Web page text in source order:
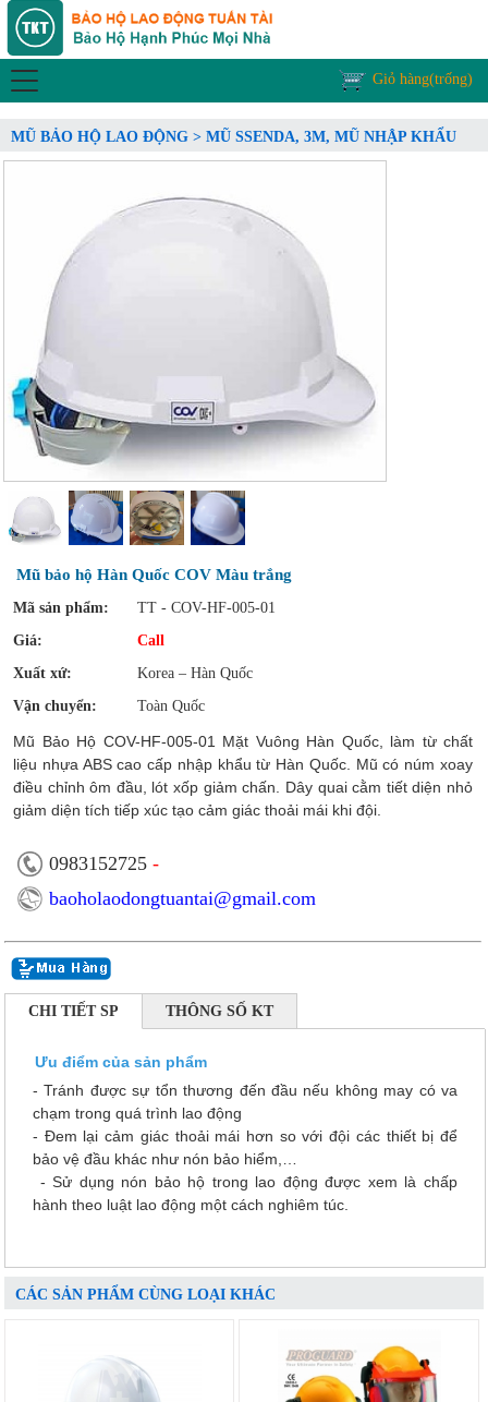
Giỏ hàng(trống)
MŨ BẢO HỘ LAO ĐỘNG > MŨ SSENDA, 3M, MŨ NHẬP KHẨU
Mũ bảo hộ Hàn Quốc COV Màu trắng
Mã sản phẩm:
TT - COV-HF-005-01
Giá:
Call
Xuất xứ:
Korea – Hàn Quốc
Vận chuyển:
Toàn Quốc
Mũ Bảo Hộ COV-HF-005-01
Mặt Vuông Hàn Quốc, làm từ chất
liệu nhựa ABS cao cấp nhập khẩu từ Hàn Quốc. Mũ có núm xoay
điều chỉnh ôm đầu, lót xốp giảm chấn. Dây quai cằm tiết diện nhỏ
giảm diện tích tiếp xúc tạo cảm giác thoải mái khi đội.
0983152725 -
baoholaodongtuantai@gmail.com
CHI TIẾT SP THÔNG SỐ KT
Ưu điểm của sản phẩm
- Tránh được sự tổn thương đến đầu nếu không may có va
chạm trong quá trình lao động
- Đem lại cảm giác thoải mái hơn so với đội các thiết bị để
bảo vệ đầu khác như nón bảo hiểm,…
- Sử dụng nón bảo hộ trong lao động được xem là chấp
hành theo luật lao động một cách nghiêm túc.
CÁC SẢN PHẨM CÙNG LOẠI KHÁC